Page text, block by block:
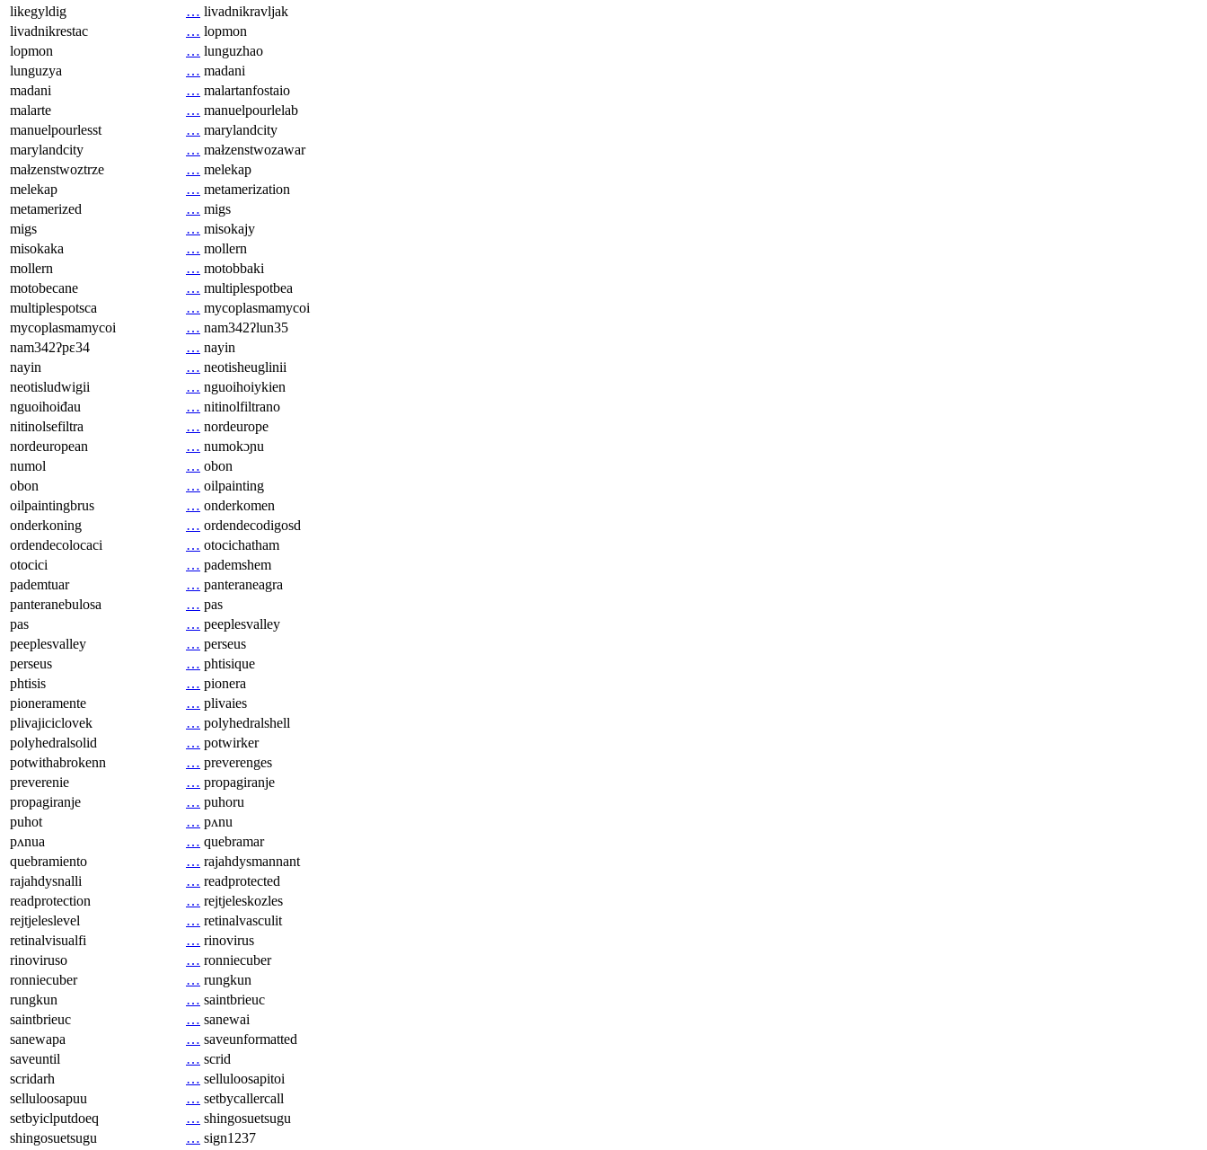
likegyldig
… livadnikravljak
livadnikrestac
… lopmon
lopmon
… lunguzhao
lunguzya
… madani
madani
… malartanfostaio
malarte
… manuelpourlelab
manuelpourlesst
… marylandcity
marylandcity
… małzenstwozawar
małzenstwoztrze
… melekap
melekap
… metamerization
metamerized
… migs
migs
… misokajy
misokaka
… mollern
mollern
… motobbaki
motobecane
… multiplespotbea
multiplespotsca
… mycoplasmamycoi
mycoplasmamycoi
… nam342ʔlun35
nam342ʔpɛ34
… nayin
nayin
… neotisheuglinii
neotisludwigii
… nguoihoiykien
nguoihoiđau
… nitinolfiltrano
nitinolsefiltra
… nordeurope
nordeuropean
… numokɔɲu
numol
… obon
obon
… oilpainting
oilpaintingbrus
… onderkomen
onderkoning
… ordendecodigosd
ordendecolocaci
… otocichatham
otocici
… pademshem
pademtuar
… panteraneagra
panteranebulosa
… pas
pas
… peeplesvalley
peeplesvalley
… perseus
perseus
… phtisique
phtisis
… pionera
pioneramente
… plivaies
plivajiciclovek
… polyhedralshell
polyhedralsolid
… potwirker
potwithabrokenn
… preverenges
preverenie
… propagiranje
propagiranje
… puhoru
puhot
… pʌnu
pʌnua
… quebramar
quebramiento
… rajahdysmannant
rajahdysnalli
… readprotected
readprotection
… rejtjeleskozles
rejtjeleslevel
… retinalvasculit
retinalvisualfi
… rinovirus
rinoviruso
… ronniecuber
ronniecuber
… rungkun
rungkun
… saintbrieuc
saintbrieuc
… sanewai
sanewapa
… saveunformatted
saveuntil
… scrid
scridarh
… selluloosapitoi
selluloosapuu
… setbycallercall
setbyiclputdoeq
… shingosuetsugu
shingosuetsugu
… sign1237